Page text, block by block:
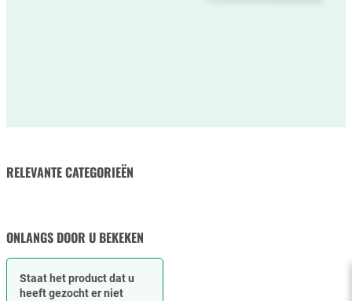
RELEVANTE CATEGORIEËN
ONLANGS DOOR U BEKEKEN
Staat het product dat u
heeft gezocht er niet